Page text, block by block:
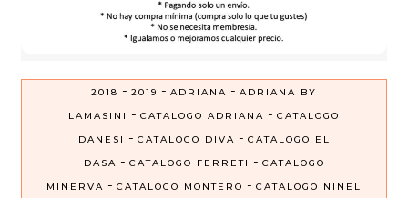
2018 - 2019 - ADRIANA - ADRIANA BY
LAMASINI
- CATALOGO ADRIANA - CATALOGO
DANESI
- CATALOGO DIVA - CATALOGO EL
DASA - CATALOGO FERRETI - CATALOGO
MINERVA - CATALOGO MONTERO - CATALOGO NINEL